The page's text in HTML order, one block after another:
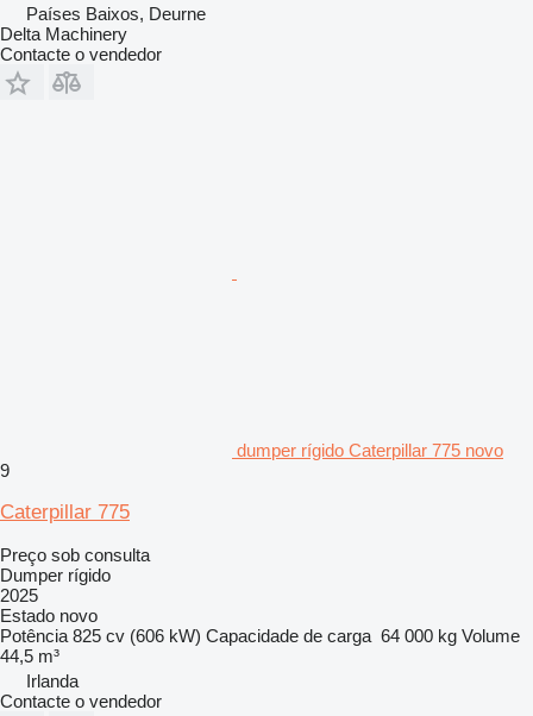
Países Baixos, Deurne
Delta Machinery
Contacte o vendedor
dumper rígido Caterpillar 775 novo
9
Caterpillar 775
Preço sob consulta
Dumper rígido
2025
Estado novo
Potência 825 cv (606 kW) Capacidade de carga 64 000 kg Volume
44,5 m³
Irlanda
Contacte o vendedor